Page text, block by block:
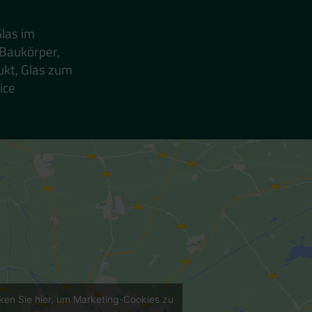
im
Glas zum
Sie hier, um Marketing-Cookies zu